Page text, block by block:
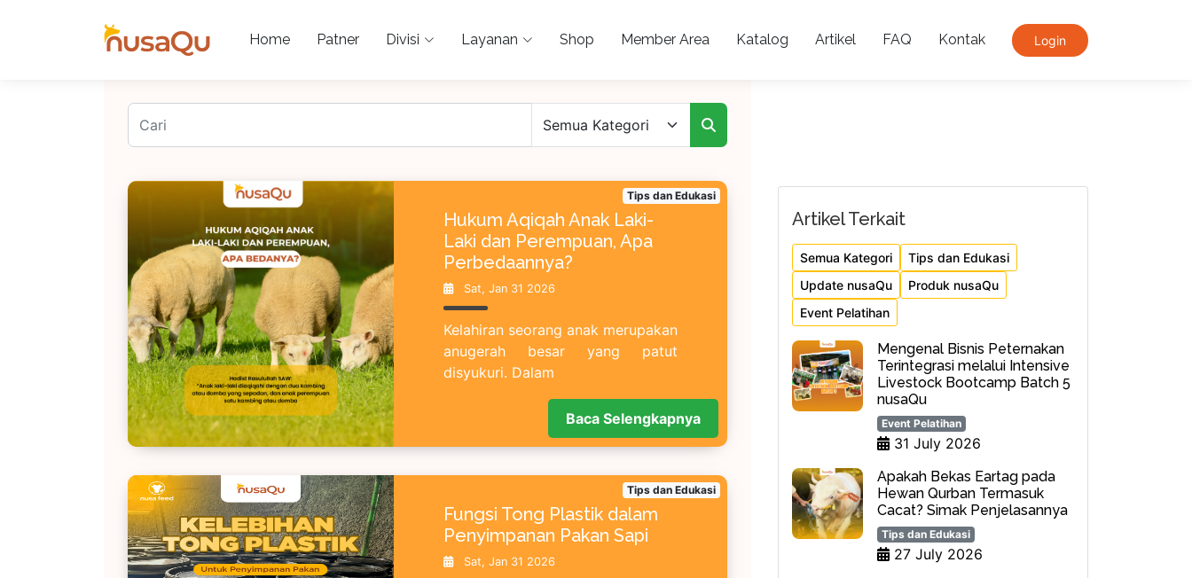
Home Patner Divisi Layanan Shop Member Area Katalog Artikel FAQ Kontak Login
Tips dan Edukasi
Hukum Aqiqah Anak Laki-
Laki dan Perempuan, Apa
Perbedaannya?
Sat, Jan 31 2026
Kelahiran seorang anak merupakan
anugerah besar yang patut
disyukuri. Dalam
Baca Selengkapnya
Tips dan Edukasi
Fungsi Tong Plastik dalam
Penyimpanan Pakan Sapi
Sat, Jan 31 2026
Artikel Terkait
Semua Kategori
Tips dan Edukasi
Update nusaQu
Produk nusaQu
Event Pelatihan
Mengenal Bisnis Peternakan
Terintegrasi melalui Intensive
Livestock Bootcamp Batch 5
nusaQu
Event Pelatihan
31 July 2026
Apakah Bekas Eartag pada
Hewan Qurban Termasuk
Cacat? Simak Penjelasannya
Tips dan Edukasi
27 July 2026